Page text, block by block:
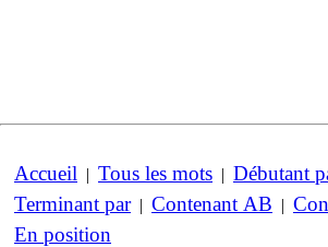
Accueil | Tous les mots | Débutant
Terminant par| Contenant AB |
En position